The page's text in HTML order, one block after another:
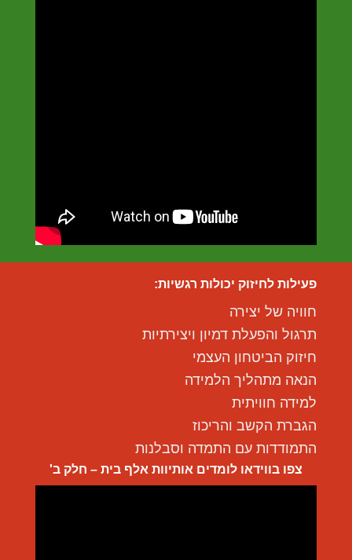
פעילות לחיזוק יכולות רגשיות:
חוויה של יצירה
תרגול והפעלת דמיון ויצירתיות
חיזוק הביטחון העצמי
הנאה מתהליך הלמידה
למידה חוויתית
הגברת הקשב והריכוז
התמודדות עם התמדה וסבלנות
צפו בווידאו לומדים אותיוות אלף בית – חלק ב'